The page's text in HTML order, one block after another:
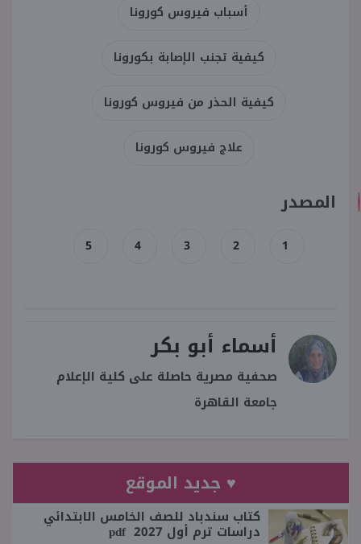
أسباب فيروس كورونا
كيفية تجنب الإصابة بكورونا
كيفية الحذر من فيروس كورونا
علاج فيروس كورونا
المصدر
2
3
4
5
أسماء أبو بكر
صحفية مصرية حاصلة على كلية الإعلام
جامعة القاهرة
♥ جديد الموقع
كتاب سندباد للصف الخامس الابتدائي
دراسات ترم أول 2027 pdf